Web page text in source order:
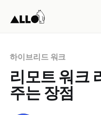
하이브리드 워크
리모트 워크
주는 장점